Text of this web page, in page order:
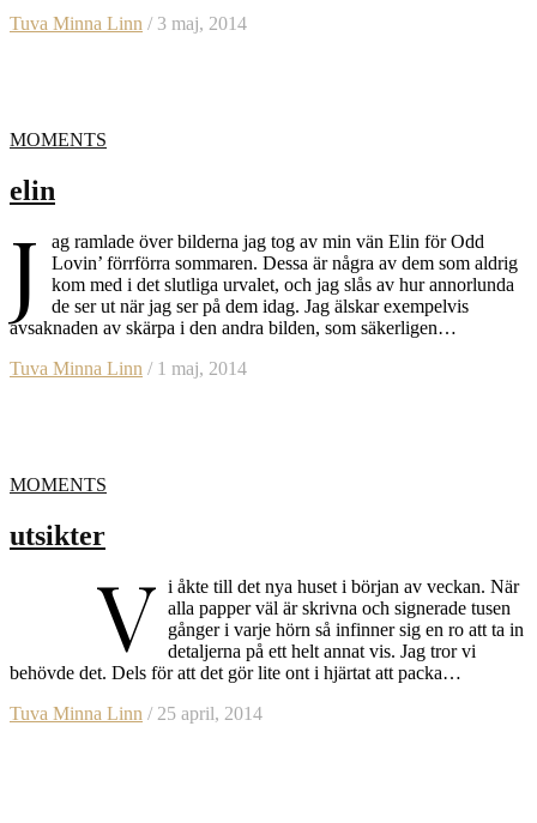
Tuva Minna Linn / 3 maj, 2014
MOMENTS
elin
J
ag ramlade över bilderna jag tog av min vän Elin för Odd
Lovin’ förrförra sommaren. Dessa är några av dem som aldrig
kom med i det slutliga urvalet, och jag slås av hur annorlunda
de ser ut när jag ser på dem idag. Jag älskar exempelvis
avsaknaden av skärpa i den andra bilden, som säkerligen…
Tuva Minna Linn / 1 maj, 2014
MOMENTS
utsikter
V i åkte till det nya huset i början av veckan. När
alla papper väl är skrivna och signerade tusen
gånger i varje hörn så infinner sig en ro att ta in
detaljerna på ett helt annat vis. Jag tror vi
behövde det. Dels för att det gör lite ont i hjärtat att packa…
Tuva Minna Linn / 25 april, 2014